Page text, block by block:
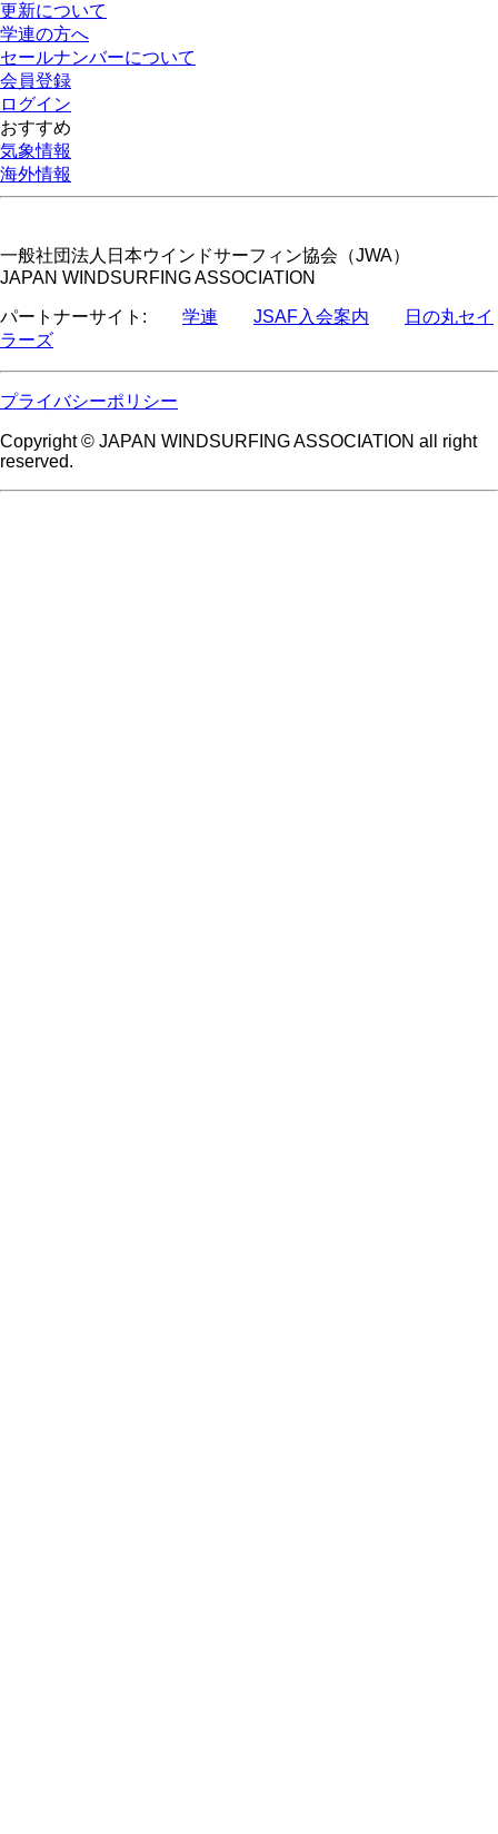
更新について
学連の方へ
セールナンバーについて
会員登録
ログイン
おすすめ
気象情報
海外情報
一般社団法人日本ウインドサーフィン協会（JWA）
JAPAN WINDSURFING ASSOCIATION
パートナーサイト: 学連 JSAF入会案内
日の丸セイ
ラーズ
プライバシーポリシー
Copyright © JAPAN WINDSURFING ASSOCIATION all right
reserved.